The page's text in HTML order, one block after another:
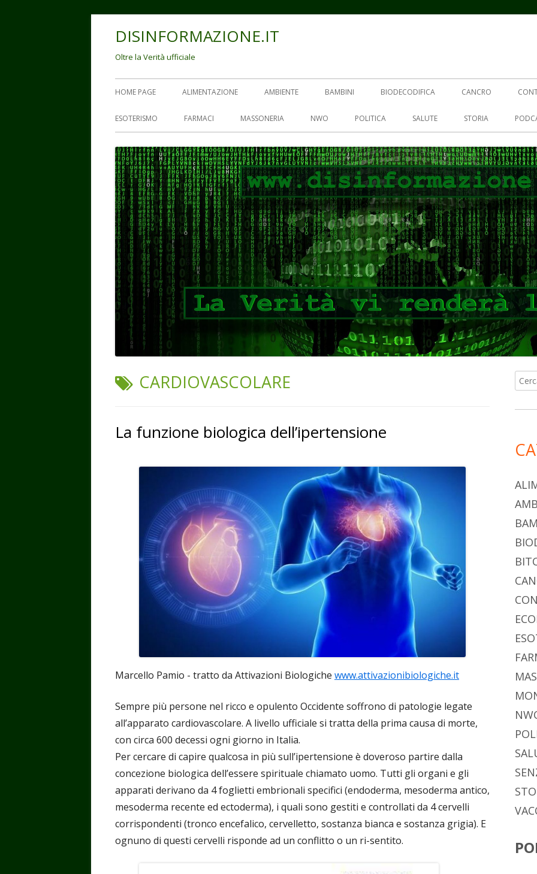
DISINFORMAZIONE.IT
Oltre la Verità ufficiale
Menu
principale
HOME PAGE ALIMENTAZIONE AMBIENTE BAMBINI BIODECODIFICA CANCRO
ESOTERISMO FARMACI MASSONERIA NWO POLITICA SALUTE STORIA
TAG:
CARDIOVASCOLARE
La funzione biologica dell’ipertensione
Marcello Pamio - tratto da Attivazioni Biologiche www.attivazionibiologiche.it
Sempre più persone nel ricco e opulento Occidente soffrono di patologie legate
all’apparato cardiovascolare. A livello ufficiale si tratta della prima causa di morte,
con circa 600 decessi ogni giorno in Italia.
Per cercare di capire qualcosa in più sull’ipertensione è doveroso partire dalla
concezione biologica dell’essere spirituale chiamato uomo. Tutti gli organi e gli
apparati derivano da 4 foglietti embrionali specifici (endoderma, mesoderma antico,
mesoderma recente ed ectoderma), i quali sono gestiti e controllati da 4 cervelli
corrispondenti (tronco encefalico, cervelletto, sostanza bianca e sostanza grigia). E
ognuno di questi cervelli risponde ad un conflitto o un ri-sentito.
per: